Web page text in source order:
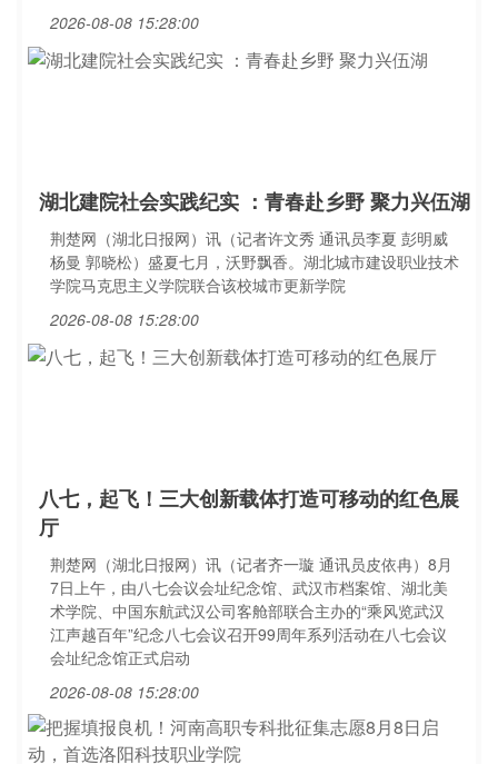
2026-08-08 15:28:00
湖北建院社会实践纪实 ：青春赴乡野 聚力兴伍湖
荆楚网（湖北日报网）讯（记者许文秀 通讯员李夏 彭明威
杨曼 郭晓松）盛夏七月，沃野飘香。湖北城市建设职业技术
学院马克思主义学院联合该校城市更新学院
2026-08-08 15:28:00
八七，起飞！三大创新载体打造可移动的红色展
厅
荆楚网（湖北日报网）讯（记者齐一璇 通讯员皮依冉）8月
7日上午，由八七会议会址纪念馆、武汉市档案馆、湖北美
术学院、中国东航武汉公司客舱部联合主办的“乘风览武汉
江声越百年”纪念八七会议召开99周年系列活动在八七会议
会址纪念馆正式启动
2026-08-08 15:28:00